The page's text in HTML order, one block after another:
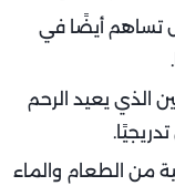
تساهم أيضًا في
الذي يعيد الرحم
من الطعام والماء